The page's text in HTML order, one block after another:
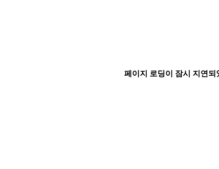
페이지 로딩이 잠시 지연